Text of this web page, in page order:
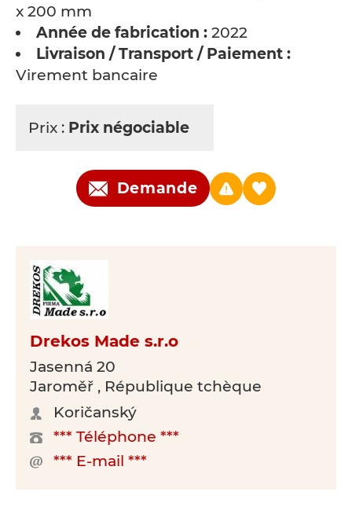
x 200 mm
Année de fabrication : 2022
Livraison / Transport / Paiement :
Virement bancaire
Prix : Prix négociable
Demande
Drekos Made s.r.o
Jasenná 20
Jaroměř , République tchèque
Koričanský
*** Téléphone ***
*** E-mail ***